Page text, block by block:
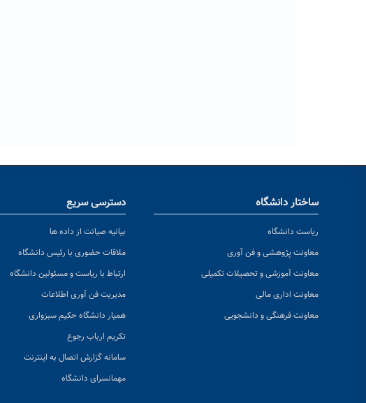
ساختار دانشگاه
ریاست دانشگاه
معاونت پژوهشی و فن آوری
معاونت آموزشی و تحصیلات تکمیلی
معاونت اداری مالی
معاونت فرهنگی و دانشجویی
دسترسی سریع
بیانیه صیانت از داده ها
ملاقات حضوری با رئیس دانشگاه
ارتباط با ریاست و مسئولین دانشگاه
مدیریت فن آوری اطلاعات
همیار دانشگاه حکیم سبزواری
تکریم ارباب رجوع
سامانه گزارش اتصال به اینترنت
مهمانسرای دانشگاه